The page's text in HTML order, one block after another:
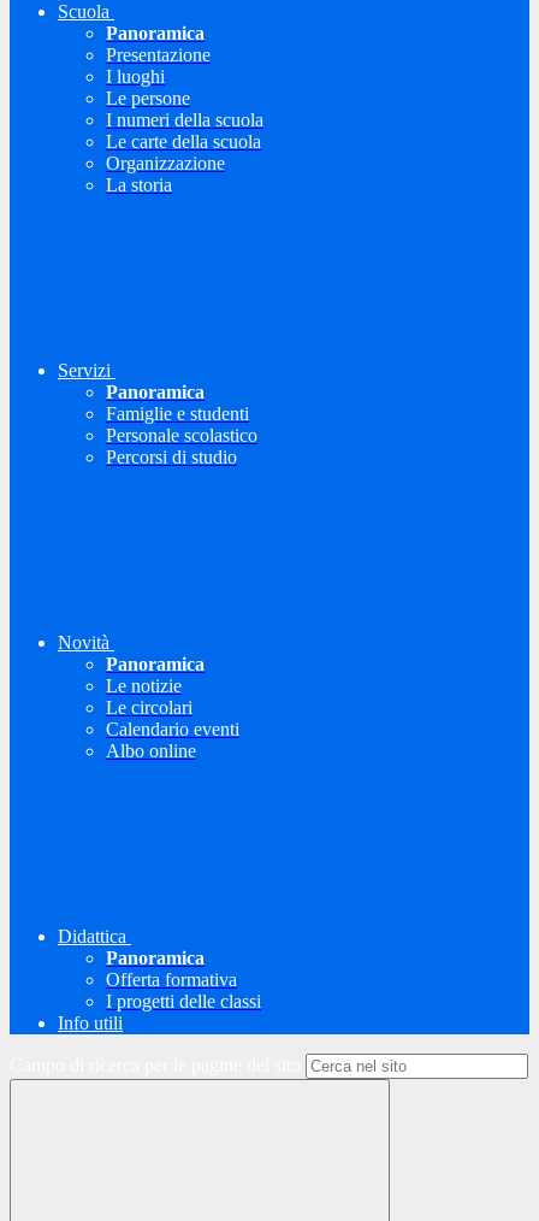
Scuola
Panoramica
Presentazione
I luoghi
Le persone
I numeri della scuola
Le carte della scuola
Organizzazione
La storia
Servizi
Panoramica
Famiglie e studenti
Personale scolastico
Percorsi di studio
Novità
Panoramica
Le notizie
Le circolari
Calendario eventi
Albo online
Didattica
Panoramica
Offerta formativa
I progetti delle classi
Info utili